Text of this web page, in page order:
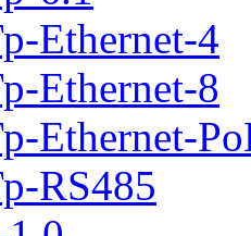
Ethernet-4
Ethernet-8
Ethernet-
RS485